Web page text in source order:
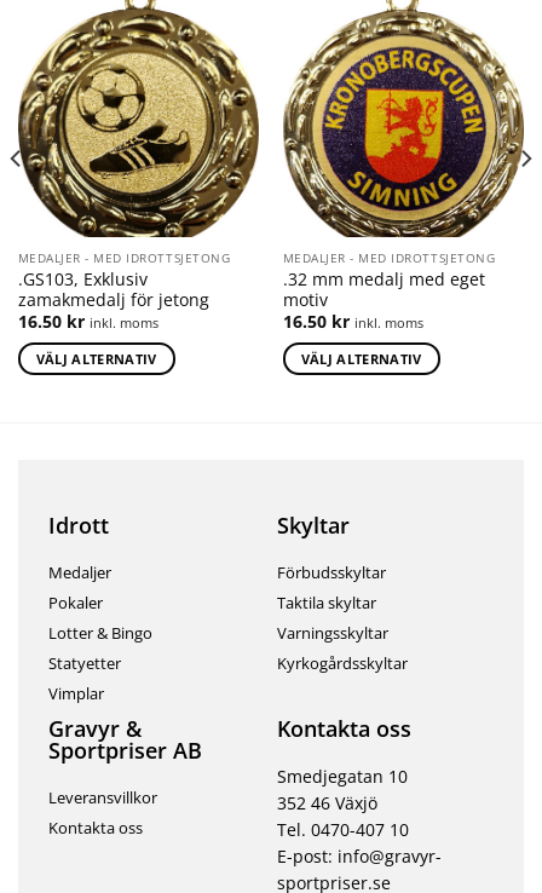
MEDALJER - MED IDROTTSJETONG
.GS103, Exklusiv
zamakmedalj för jetong
16.50 kr inkl. moms
VÄLJ ALTERNATIV
MEDALJER - MED IDROTTSJETONG
.32 mm medalj med eget
motiv
16.50 kr inkl. moms
VÄLJ ALTERNATIV
Idrott
Medaljer
Pokaler
Lotter & Bingo
Statyetter
Vimplar
Skyltar
Förbudsskyltar
Taktila skyltar
Varningsskyltar
Kyrkogårdsskyltar
Gravyr &
Sportpriser AB
Leveransvillkor
Kontakta oss
Kontakta oss
Smedjegatan 10
352 46 Växjö
Tel. 0470-407 10
E-post: info@gravyr-
sportpriser.se